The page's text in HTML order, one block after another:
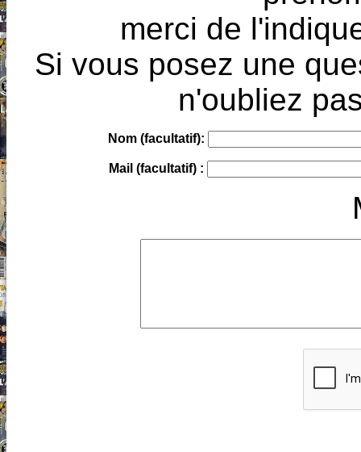
merci de
Si vous posez une
n'oubliez
Nom (facultatif):
Mail (facultatif) :